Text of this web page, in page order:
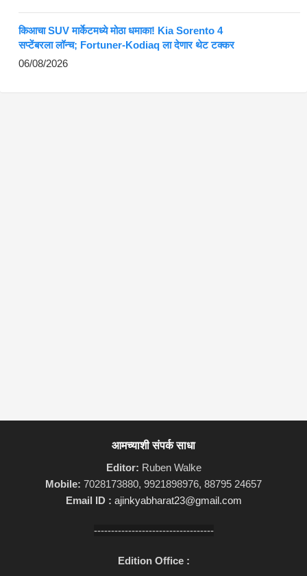
किआचा SUV मार्केटमध्ये मोठा धमाका! Kia Sorento 4
सप्टेंबरला लॉन्च; Fortuner-Kodiaq ला देणार थेट टक्कर
06/08/2026
आमच्याशी संपर्क साधा
Editor: Ruben Walke
Mobile: 7028173880, 9921898976, 88795 24657
Email ID : ajinkyabharat23@gmail.com
-----------------------------------
Edition Office :